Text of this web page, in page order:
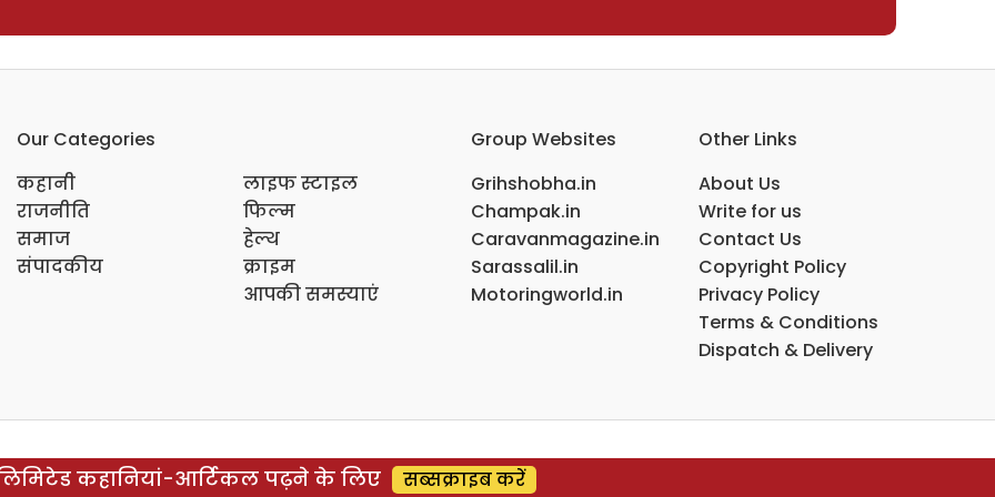
Our Categories
कहानी
राजनीति
समाज
संपादकीय
लाइफ स्टाइल
फिल्म
हेल्थ
क्राइम
आपकी समस्याएं
Group Websites
Grihshobha.in
Champak.in
Caravanmagazine.in
Sarassalil.in
Motoringworld.in
Other Links
About Us
Write for us
Contact Us
Copyright Policy
Privacy Policy
Terms & Conditions
Dispatch & Delivery
कहानियां-आर्टिकल पढ़ने के लिए सब्सक्राइब करें